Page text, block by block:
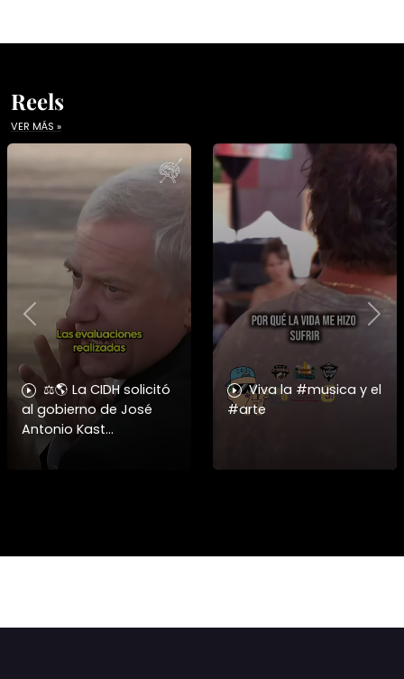
Reels
VER MÁS »
⚖️🌎 La CIDH solicitó
al gobierno de José
Antonio Kast
información detallada
sobre cambios
Viva la #musica y el
#arte
Previous